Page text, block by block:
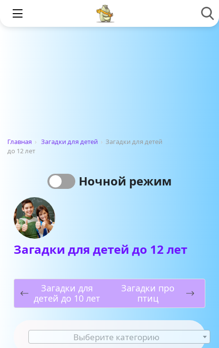
Главная › Загадки для детей › Загадки для детей
до 12 лет
Ночной режим
Загадки для детей до 12 лет
Загадки для
детей до 10 лет
Загадки про
птиц
Выберите категорию